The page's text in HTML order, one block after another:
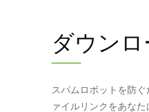
ダウン
スパムロボットを防
ァイルリンクをあな